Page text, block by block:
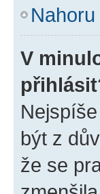
Nahoru
V
být z
že se